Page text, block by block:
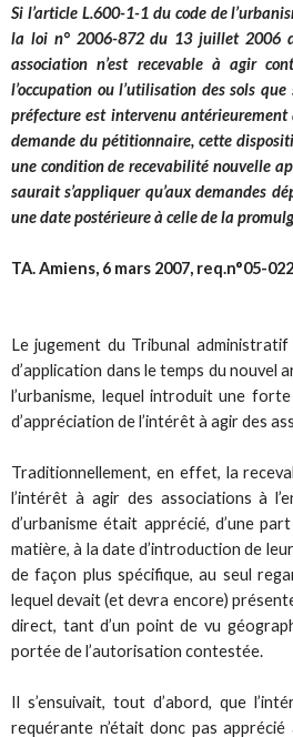
Si l’article L.600-1-1 du code de
la loi n° 2006-872 du 13 juillet 2006
association n’est recevable à agir
l’occupation ou l’utilisation des sols
préfecture est intervenu antérieurement
demande du pétitionnaire, cette
une condition de recevabilité nouvelle
saurait s’appliquer qu’aux demandes
une date postérieure à celle de la
TA. Amiens, 6 mars 2007, req.n°05-
Le jugement du Tribunal administratif
d’application dans le temps du nouvel
l’urbanisme, lequel introduit une
d’appréciation de l’intérêt à agir des
Traditionnellement, en effet, la
l’intérêt à agir des associations à
d’urbanisme était apprécié, d’une
matière, à la date d’introduction de
de façon plus spécifique, au seul
lequel devait (et devra encore)
direct, tant d’un point de vu
portée de l’autorisation contestée.
Il s’ensuivait, tout d’abord, que
requérante n’était donc pas